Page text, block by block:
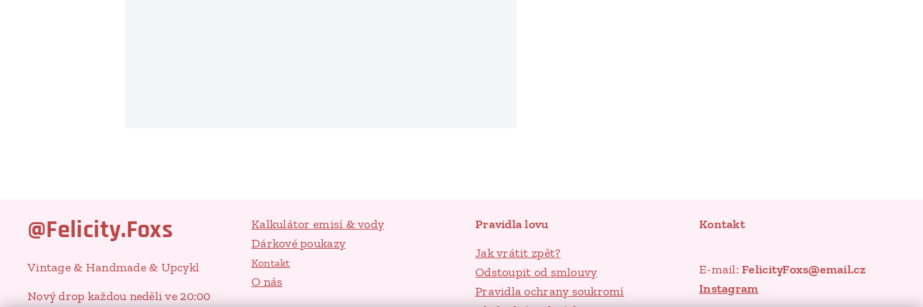
@Felicity.Foxs
Vintage & Handmade & Upcykl
Nový drop každou neděli ve 20:00
Kalkulátor emisí & vody
Dárkové poukazy
Kontakt
O nás
Pravidla lovu
Jak vrátit zpět?
Odstoupit od smlouvy
Pravidla ochrany soukromí
Kontakt
E-mail:FelicityFoxs@email.cz
Instagram